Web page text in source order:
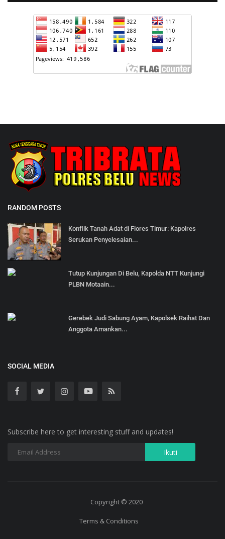
RANDOM POSTS
Konflik Tanah Adat di Flores Timur: Kapolres
Serukan Penyelesaian...
Tutup Kunjungan Di Belu, Kapolda NTT Kunjungi
PLBN Motaain...
Gerebek Judi Sabung Ayam, Kapolsek Raihat Dan
Anggota Amankan...
SOCIAL MEDIA
Subscribe here to get interesting stuff and updates!
Copyright © 2020
Terms & Conditions